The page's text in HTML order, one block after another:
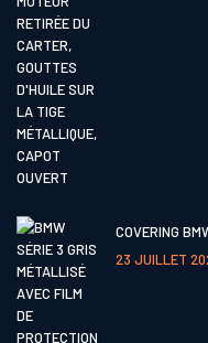
COVERING
23 JUILLET